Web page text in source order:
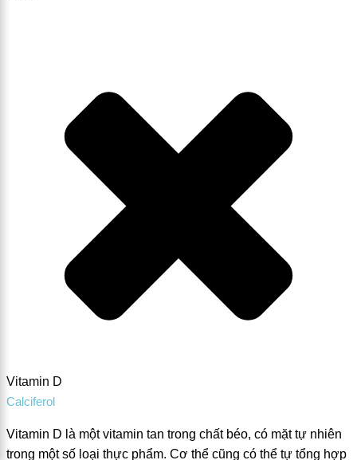
Vitamin D
Calciferol
Vitamin D là một vitamin tan trong chất béo, có mặt tự nhiên
trong một số loại thực phẩm. Cơ thể cũng có thể tự tổng hợp